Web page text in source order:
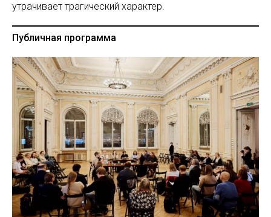
утрачивает трагический характер.
Публичная программа